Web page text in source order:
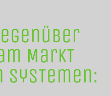
MarkT